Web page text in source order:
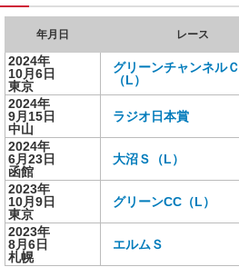
年月日 レース
2024年
10月6日
東京
グリーンチャンネルＣ
（L）
2024年
9月15日
中山
ラジオ日本賞
2024年
6月23日
函館
大沼Ｓ（L）
2023年
10月9日
東京
グリーンCC（L）
2023年
8月6日
札幌
エルムＳ